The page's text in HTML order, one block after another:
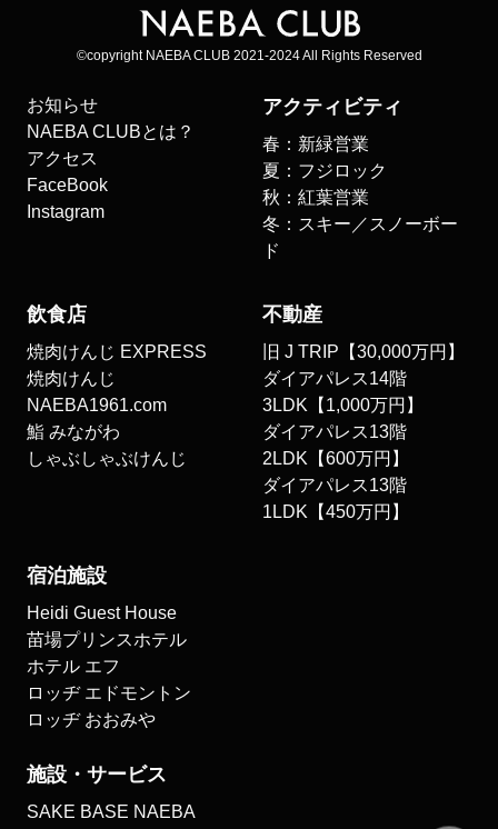
©copyright NAEBA CLUB 2021-2024 All Rights Reserved
お知らせ
NAEBA CLUBとは？
アクセス
FaceBook
Instagram
アクティビティ
春：新緑営業
夏：フジロック
秋：紅葉営業
冬：スキー／スノーボー
ド
飲食店
焼肉けんじ EXPRESS
焼肉けんじ
NAEBA1961.com
鮨 みながわ
しゃぶしゃぶけんじ
不動産
旧 J TRIP【30,000万円】
ダイアパレス14階
3LDK【1,000万円】
ダイアパレス13階
2LDK【600万円】
ダイアパレス13階
1LDK【450万円】
宿泊施設
Heidi Guest House
苗場プリンスホテル
ホテル エフ
ロッヂ エドモントン
ロッヂ おおみや
施設・サービス
SAKE BASE NAEBA